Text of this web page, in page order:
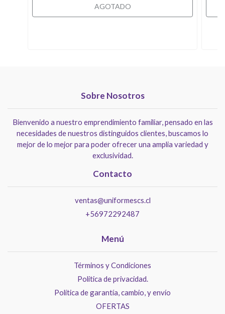
AGOTADO
Sobre Nosotros
Bienvenido a nuestro emprendimiento familiar, pensado en las
necesidades de nuestros distinguidos clientes, buscamos lo
mejor de lo mejor para poder ofrecer una amplia variedad y
exclusividad.
Contacto
ventas@uniformescs.cl
+56972292487
Menú
Términos y Condiciones
Politica de privacidad.
Política de garantía, cambio, y envío
OFERTAS